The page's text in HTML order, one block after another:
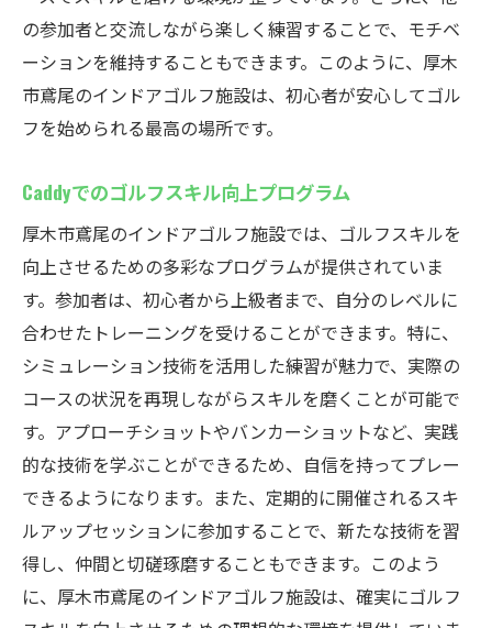
の参加者と交流しながら楽しく練習することで、モチベ
ーションを維持することもできます。このように、厚木
市鳶尾のインドアゴルフ施設は、初心者が安心してゴル
フを始められる最高の場所です。
Caddyでのゴルフスキル向上プログラム
厚木市鳶尾のインドアゴルフ施設では、ゴルフスキルを
向上させるための多彩なプログラムが提供されていま
す。参加者は、初心者から上級者まで、自分のレベルに
合わせたトレーニングを受けることができます。特に、
シミュレーション技術を活用した練習が魅力で、実際の
コースの状況を再現しながらスキルを磨くことが可能で
す。アプローチショットやバンカーショットなど、実践
的な技術を学ぶことができるため、自信を持ってプレー
できるようになります。また、定期的に開催されるスキ
ルアップセッションに参加することで、新たな技術を習
得し、仲間と切磋琢磨することもできます。このよう
に、厚木市鳶尾のインドアゴルフ施設は、確実にゴルフ